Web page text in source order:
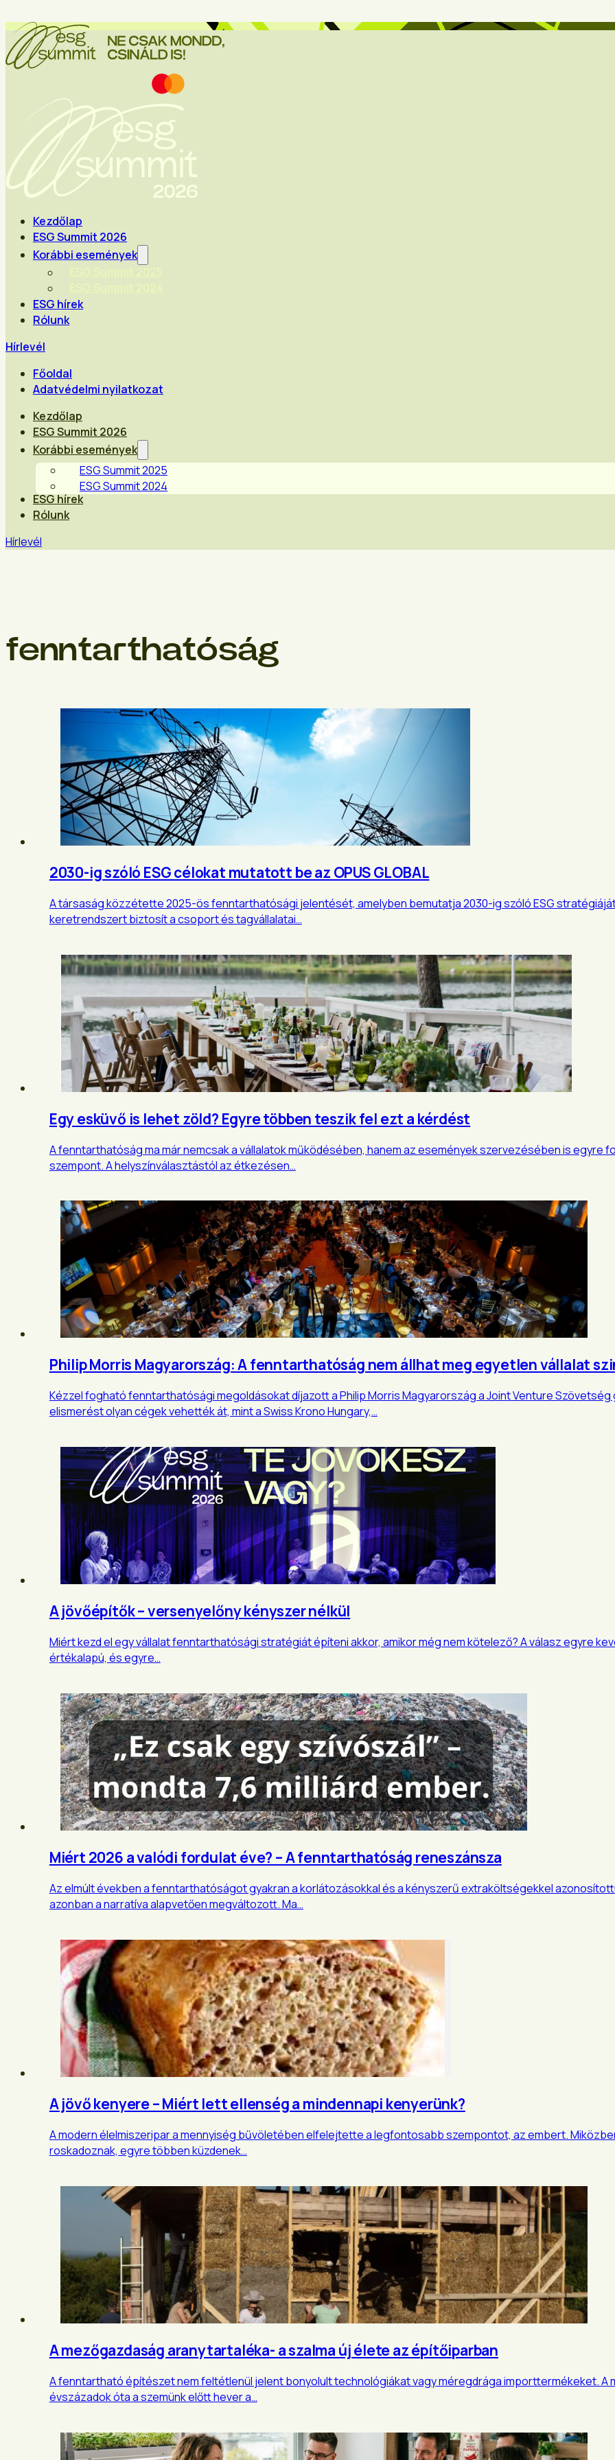
Kezdőlap
ESG Summit 2026
Korábbi események
ESG hírek
Rólunk
Hírlevél
Főoldal
Adatvédelmi nyilatkozat
Kezdőlap
ESG Summit 2026
Korábbi események
ESG Summit 2025
ESG Summit 2024
ESG hírek
Rólunk
Hírlevél
fenntarthatóság
2030-ig szóló ESG célokat mutatott be az OPUS GLOBAL
A társaság közzétette 2025-ös fenntarthatósági jelentését, amelyben bemutatja 2030-ig szóló ESG
keretrendszert biztosít a csoport és tagvállalatai…
Egy esküvő is lehet zöld? Egyre többen teszik fel ezt a kérdést
A fenntarthatóság ma már nemcsak a vállalatok működésében, hanem az események szervezésében is egyre
szempont. A helyszínválasztástól az étkezésen…
Philip Morris Magyarország: A fenntarthatóság nem állhat meg egyetlen vállalat
Kézzel fogható fenntarthatósági megoldásokat díjazott a Philip Morris Magyarország a Joint Venture Szövetség
elismerést olyan cégek vehették át, mint a Swiss Krono Hungary,…
A jövőépítők – versenyelőny kényszer nélkül
Miért kezd el egy vállalat fenntarthatósági stratégiát építeni akkor, amikor még nem kötelező? A válasz egyre
értékalapú, és egyre…
Miért 2026 a valódi fordulat éve? – A fenntarthatóság reneszánsza
Az elmúlt években a fenntarthatóságot gyakran a korlátozásokkal és a kényszerű extraköltségekkel
azonban a narratíva alapvetően megváltozott. Ma…
A jövő kenyere – Miért lett ellenség a mindennapi kenyerünk?
A modern élelmiszeripar a mennyiség bűvöletében elfelejtette a legfontosabb szempontot, az embert.
roskadoznak, egyre többen küzdenek…
A mezőgazdaság aranytartaléka- a szalma új élete az építőiparban
A fenntartható építészet nem feltétlenül jelent bonyolult technológiákat vagy méregdrága importtermékeket. A
évszázadok óta a szemünk előtt hever a…